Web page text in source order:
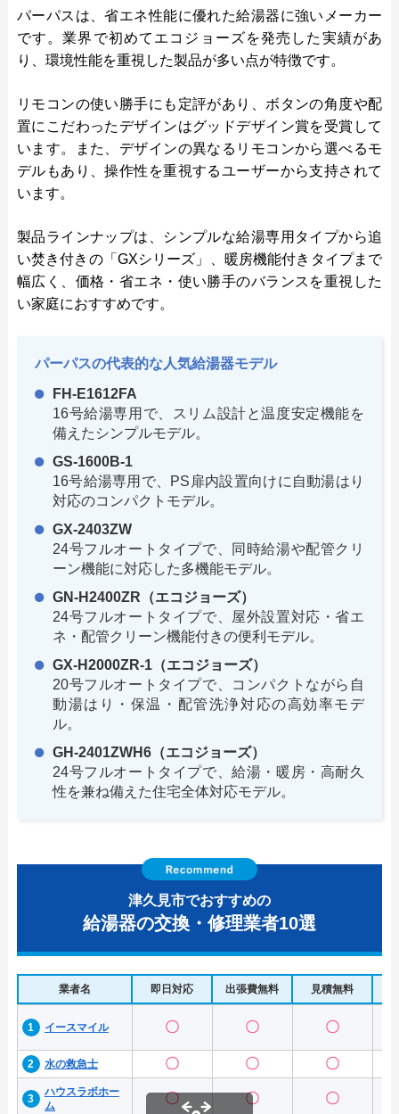
パーパスは、省エネ性能に優れた給湯器に強いメーカー
です。業界で初めてエコジョーズを発売した実績があ
り、環境性能を重視した製品が多い点が特徴です。
リモコンの使い勝手にも定評があり、ボタンの角度や配
置にこだわったデザインはグッドデザイン賞を受賞して
います。また、デザインの異なるリモコンから選べるモ
デルもあり、操作性を重視するユーザーから支持されて
います。
製品ラインナップは、シンプルな給湯専用タイプから追
い焚き付きの「GXシリーズ」、暖房機能付きタイプまで
幅広く、価格・省エネ・使い勝手のバランスを重視した
い家庭におすすめです。
パーパスの代表的な人気給湯器モデル
FH-E1612FA
16号給湯専用で、スリム設計と温度安定機能を
備えたシンプルモデル。
GS-1600B-1
16号給湯専用で、PS扉内設置向けに自動湯はり
対応のコンパクトモデル。
GX-2403ZW
24号フルオートタイプで、同時給湯や配管クリ
ーン機能に対応した多機能モデル。
GN-H2400ZR（エコジョーズ）
24号フルオートタイプで、屋外設置対応・省エ
ネ・配管クリーン機能付きの便利モデル。
GX-H2000ZR-1（エコジョーズ）
20号フルオートタイプで、コンパクトながら自
動湯はり・保温・配管洗浄対応の高効率モデ
ル。
GH-2401ZWH6（エコジョーズ）
24号フルオートタイプで、給湯・暖房・高耐久
性を兼ね備えた住宅全体対応モデル。
津久見市でおすすめの
給湯器の交換・修理業者10選
業者名 即日対応 出張費無料 見積無料
イースマイル 〇 〇 〇
水の救急士 〇 〇 〇
ハウスラボホー
ム
〇 〇 〇